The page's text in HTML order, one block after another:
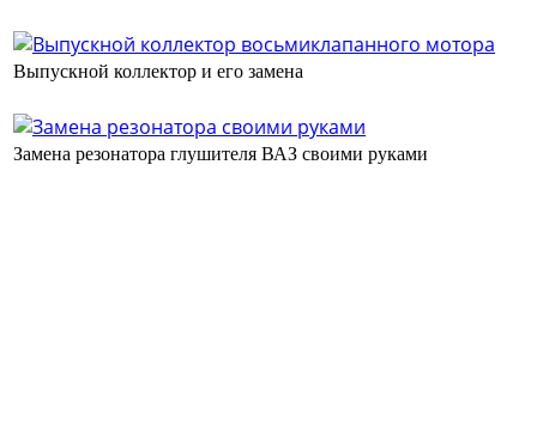
Выпускной коллектор и его замена
Замена резонатора глушителя ВАЗ своими руками